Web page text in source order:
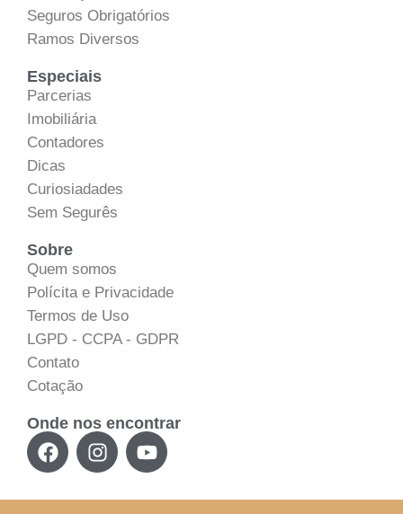
Seguros Obrigatórios
Ramos Diversos
Especiais
Parcerias
Imobiliária
Contadores
Dicas
Curiosiadades
Sem Segurês
Sobre
Quem somos
Polícita e Privacidade
Termos de Uso
LGPD - CCPA - GDPR
Contato
Cotação
Onde nos encontrar